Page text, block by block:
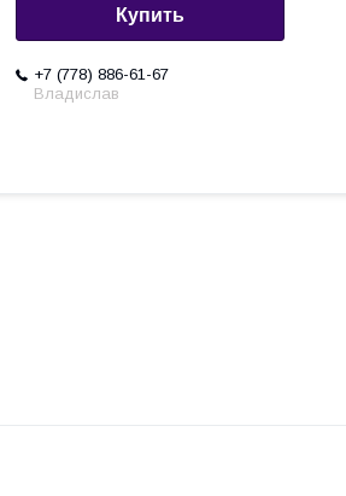
Купить
+7 (778) 886-61-67
Владислав